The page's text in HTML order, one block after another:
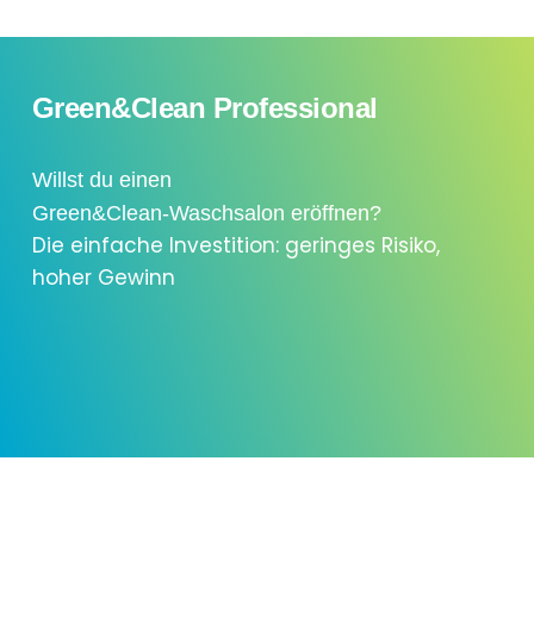
Green&Clean Professional
Willst du einen
Green&Clean-Waschsalon eröffnen?
Die einfache Investition: geringes Risiko,
hoher Gewinn